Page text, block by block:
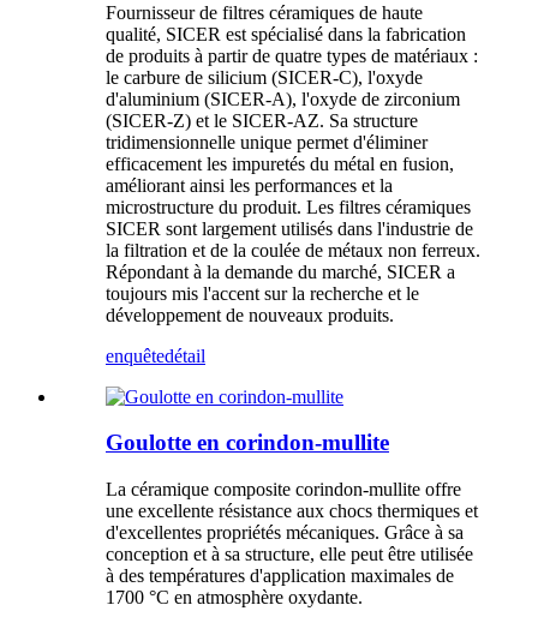
Fournisseur de filtres céramiques de haute
qualité, SICER est spécialisé dans la fabrication
de produits à partir de quatre types de matériaux :
le carbure de silicium (SICER-C), l'oxyde
d'aluminium (SICER-A), l'oxyde de zirconium
(SICER-Z) et le SICER-AZ. Sa structure
tridimensionnelle unique permet d'éliminer
efficacement les impuretés du métal en fusion,
améliorant ainsi les performances et la
microstructure du produit. Les filtres céramiques
SICER sont largement utilisés dans l'industrie de
la filtration et de la coulée de métaux non ferreux.
Répondant à la demande du marché, SICER a
toujours mis l'accent sur la recherche et le
développement de nouveaux produits.
enquêtedétail
Goulotte en corindon-mullite
La céramique composite corindon-mullite offre
une excellente résistance aux chocs thermiques et
d'excellentes propriétés mécaniques. Grâce à sa
conception et à sa structure, elle peut être utilisée
à des températures d'application maximales de
1700 °C en atmosphère oxydante.